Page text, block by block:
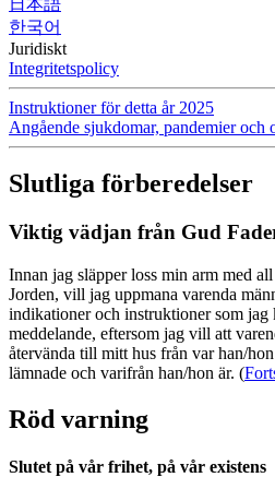
한국어
Juridiskt
Integritetspolicy
Instruktioner för detta år 2025
Angående sjukdomar, pandemier och
Slutliga förberedelser
Viktig vädjan från Gud
Innan jag släpper loss min arm med
Jorden, vill jag uppmana varenda
indikationer och instruktioner som jag
meddelande, eftersom jag vill att
återvända till mitt hus från var han/
lämnade och varifrån han/hon är. (
Röd varning
Slutet på vår frihet, på vår existens